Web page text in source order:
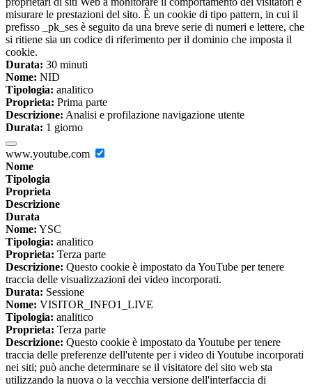
misurare le prestazioni del sito. È un cookie di tipo pattern, in cui il
prefisso _pk_ses è seguito da una breve serie di numeri e lettere, che
si ritiene sia un codice di riferimento per il dominio che imposta il
cookie.
Durata: 30 minuti
Nome: NID
Tipologia: analitico
Proprieta: Prima parte
Descrizione: Analisi e profilazione navigazione utente
Durata: 1 giorno
www.youtube.com
Nome
Tipologia
Proprieta
Descrizione
Durata
Nome: YSC
Tipologia: analitico
Proprieta: Terza parte
Descrizione: Questo cookie è impostato da YouTube per tenere
traccia delle visualizzazioni dei video incorporati.
Durata: Sessione
Nome: VISITOR_INFO1_LIVE
Tipologia: analitico
Proprieta: Terza parte
Descrizione: Questo cookie è impostato da Youtube per tenere
traccia delle preferenze dell'utente per i video di Youtube incorporati
nei siti; può anche determinare se il visitatore del sito web sta
utilizzando la nuova o la vecchia versione dell'interfaccia di